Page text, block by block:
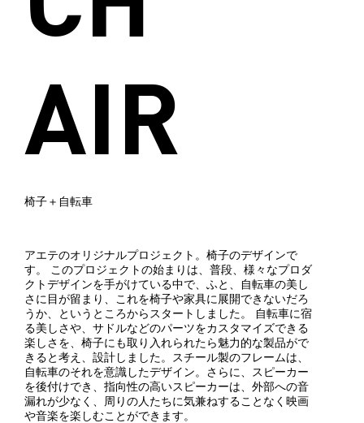
AIR
椅子＋自転車
アエテのオリジナルプロジェクト。椅子のデザインで
す。 このプロジェクトの始まりは、普段、様々なプロダ
クトデザインを手がけている中で、ふと、自転車の美し
さに目が留まり、これを椅子や家具に展開できないだろ
うか、というところからスタートしました。 自転車に宿
る美しさや、サドルなどのパーツをカスタマイズできる
楽しさを、椅子にも取り入れられたら魅力的な製品がで
きると考え、設計しました。スチール製のフレームは、
自転車のそれを意識したデザイン。さらに、スピーカー
を後付けでき、指向性の高いスピーカーは、外部への音
漏れが少なく、周りの人たちに気兼ねすることなく映画
や音楽を楽しむことができます。